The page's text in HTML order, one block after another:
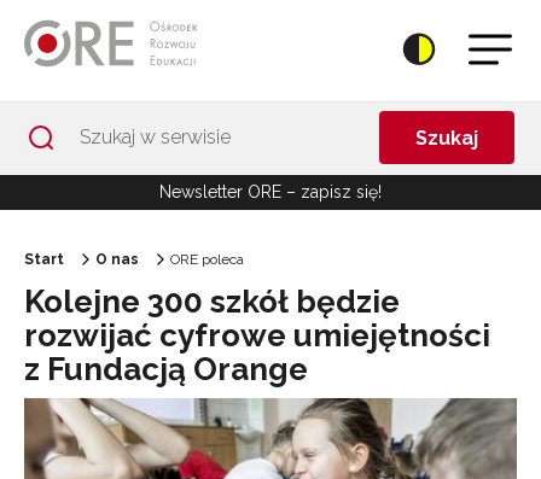
Szukaj
Newsletter ORE – zapisz się!
Start O nas ORE poleca
Kolejne 300 szkół będzie
rozwijać cyfrowe umiejętności
z Fundacją Orange